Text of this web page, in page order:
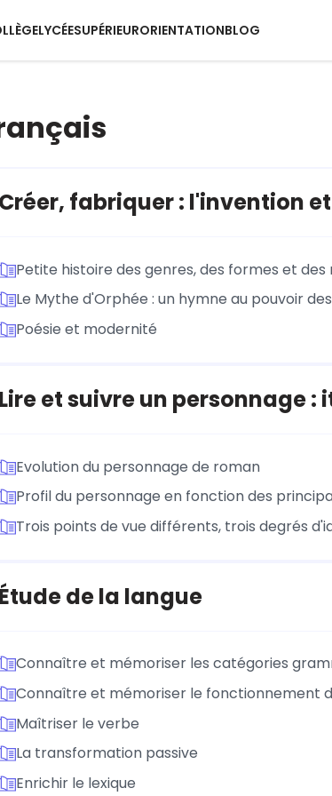
LYCÉESUPÉRIEURORIENTATIONBLOG
Créer, fabriquer : l'invention
Petite histoire des genres, des formes et des
Le Mythe d'Orphée : un hymne au pouvoir
Poésie et modernité
Lire et suivre un personnage
Evolution du personnage de roman
Profil du personnage en fonction des
Trois points de vue différents, trois degrés
Étude de la langue
Connaître et mémoriser les catégories
Connaître et mémoriser le fonctionnement
Maîtriser le verbe
La transformation passive
Enrichir le lexique